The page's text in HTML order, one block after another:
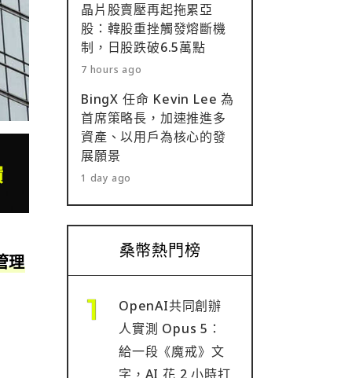
理
晶片股賣壓再起拖累亞
股：韓股重挫觸發熔斷機
制，日股跌破6.5萬點
7 hours ago
BingX 任命 Kevin Lee 為
首席策略長，加速推進多
資產、以用戶為核心的發
展願景
1 day ago
桑幣熱門榜
OpenAI共同創辦
人實測 Opus 5：
給一段《魔戒》文
字，AI 花 2 小時打